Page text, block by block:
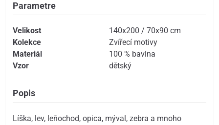
Parametre
Velikost
140x200 / 70x90 cm
Kolekce
Zvířecí motivy
Materiál
100 % bavlna
Vzor
dětský
Popis
Líška, lev, leňochod, opica, mýval, zebra a mnoho